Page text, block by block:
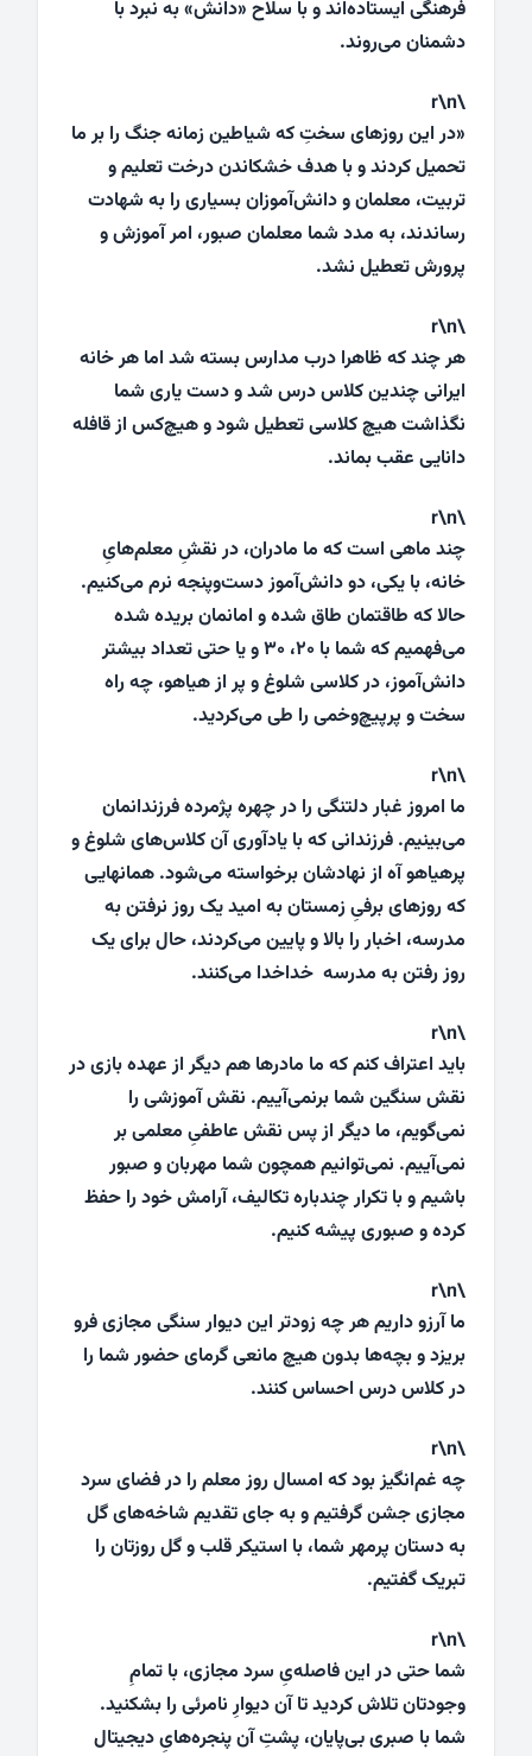
فرهنگی ایستاده‌اند و با سلاح «دانش» به نبرد با
دشمنان می‌روند.
\r\n
«در این روزهای سختِ که شیاطین زمانه جنگ را بر ما
تحمیل کردند و با هدف خشکاندن درخت تعلیم و
تربیت، معلمان و دانش‌آموزان بسیاری را به شهادت
رساندند، به مدد شما معلمان صبور، امر آموزش و
پرورش تعطیل نشد.
\r\n
هر چند که ظاهرا درب مدارس بسته شد اما هر خانه
ایرانی چندین کلاس درس شد و دست یاری شما
نگذاشت هیچ کلاسی تعطیل شود و هیچ‌کس از قافله‌
دانایی عقب بماند.
\r\n
چند ماهی است که ما مادران، در نقشِ معلم‌هایِ
خانه، با یکی، دو دانش‌آموز دست‌وپنجه‌ نرم می‌کنیم.
حالا که طاقتمان طاق شده و امانمان بریده شده
می‌فهمیم که شما با ۲۰، ۳۰ و یا حتی تعداد بیشتر
دانش‌آموز، در کلاسی شلوغ و پر از هیاهو، چه راه
سخت و پرپیچ‌وخمی را طی می‌کردید.
\r\n
ما امروز غبار دلتنگی را در چهره پژمرده فرزندانمان
می‌بینیم. فرزندانی که با یادآوری آن کلاس‌های شلوغ و
پرهیاهو آه از نهادشان برخواسته می‌شود. همان‎هایی
که روزهای برفیِ زمستان به امید یک روز نرفتن به
مدرسه، اخبار را بالا و پایین می‌کردند، حال برای یک
روز رفتن به مدرسه خداخدا می‌کنند.
\r\n
باید اعتراف کنم که ما مادرها هم دیگر از عهده بازی در
نقش سنگین شما برنمی‌آییم. نقش آموزشی را
نمی‌گویم، ما دیگر از پس نقش عاطفی‌ِ معلمی بر
نمی‌آییم. نمی‌توانیم همچون شما مهربان و صبور
باشیم و با تکرار چندباره تکالیف، آرامش خود را حفظ
کرده و صبوری پیشه کنیم.
\r\n
ما آرزو داریم هر چه زودتر این دیوار سنگی مجازی فرو
بریزد و بچه‌ها بدون هیچ مانعی گرمای حضور شما را
در کلاس درس احساس کنند.
\r\n
چه غم‌انگیز بود که امسال روز معلم را در فضای سرد
مجازی جشن گرفتیم و به جای تقدیم شاخه‌های گل
به دستان پرمهر شما، با استیکر قلب و گل روزتان را
تبریک گفتیم.
\r\n
شما حتی در این فاصله‌یِ سرد مجازی، با تمامِ
وجودتان تلاش کردید تا آن دیوارِ نامرئی را بشکنید.
شما با صبری بی‌پایان، پشتِ آن پنجره‌هایِ دیجیتال